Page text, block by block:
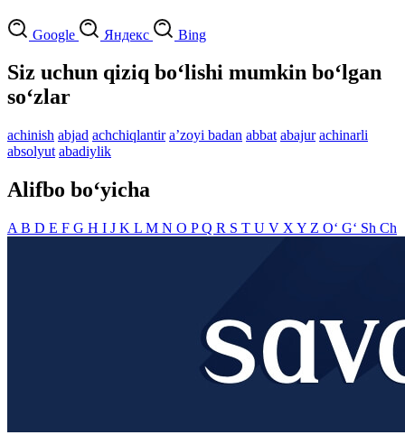
Google Яндекс Bing
Siz uchun qiziq bo‘lishi mumkin bo‘lgan
so‘zlar
achinish abjad achchiqlantir aʼzoyi badan abbat abajur achinarli
absolyut abadiylik
Alifbo bo‘yicha
A B D E F G H I J K L M N O PQ R S T U V X Y Z O‘ G‘ Sh Ch